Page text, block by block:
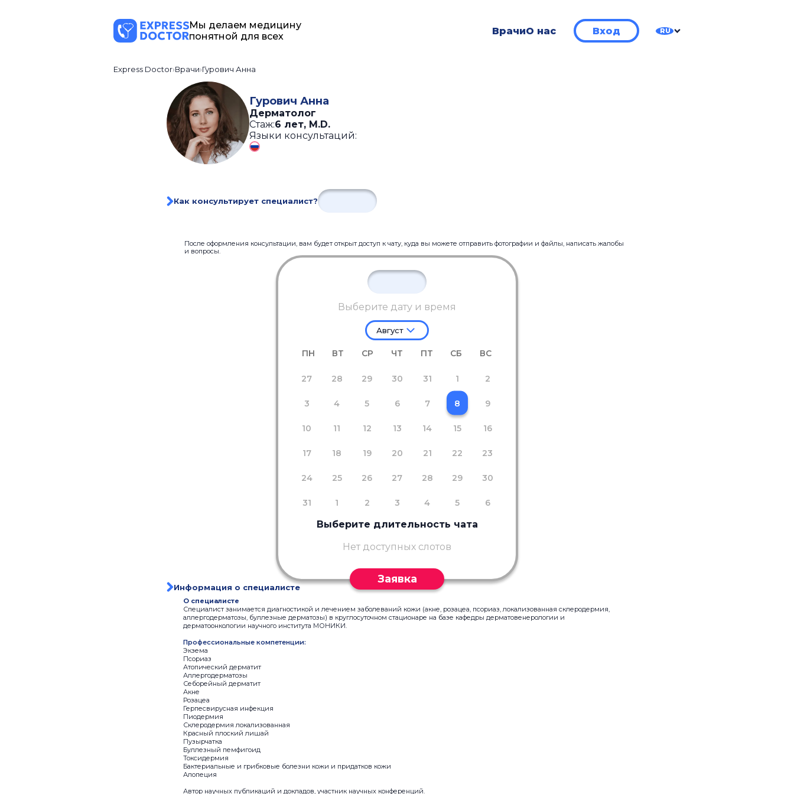
Мы делаем медицину
понятной для всех
ВрачиО нас Вход RU
Express Doctor Врачи Гурович Анна
Гурович Анна
Дерматолог
Стаж:6 лет, M.D.
Языки консультаций:
Как консультирует специалист?
После оформления консультации, вам будет открыт доступ к чату, куда вы можете отправить фотографии и файлы, написать жалобы
и вопросы.
Выберите дату и время
Август
ПН ВТ СР ЧТ ПТ СБ ВС
27 28 29 30 31 1 2
3 4 5 6 7 8 9
10 11 12 13 14 15 16
17 18 19 20 21 22 23
24 25 26 27 28 29 30
31 1 2 3 4 5 6
Выберите длительность чата
Нет доступных слотов
Заявка
Информация о специалисте
О специалисте
Специалист занимается диагностикой и лечением заболеваний кожи (акне, розацеа, псориаз, локализованная склеродермия,
аллергодерматозы, буллезные дерматозы) в круглосуточном стационаре на базе кафедры дерматовенерологии и
дерматоонкологии научного института МОНИКИ.
Профессиональные компетенции:
Экзема
Псориаз
Атопический дерматит
Аллергодерматозы
Себорейный дерматит
Акне
Розацеа
Герпесвирусная инфекция
Пиодермия
Склеродермия локализованная
Красный плоский лишай
Пузырчатка
Буллезный пемфигоид
Токсидермия
Бактериальные и грибковые болезни кожи и придатков кожи
Алопеция
Автор научных публикаций и докладов, участник научных конференций.